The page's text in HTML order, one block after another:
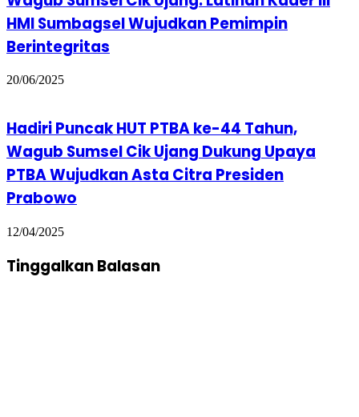
HMI Sumbagsel Wujudkan Pemimpin
Berintegritas
20/06/2025
Hadiri Puncak HUT PTBA ke-44 Tahun,
Wagub Sumsel Cik Ujang Dukung Upaya
PTBA Wujudkan Asta Citra Presiden
Prabowo
12/04/2025
Tinggalkan Balasan